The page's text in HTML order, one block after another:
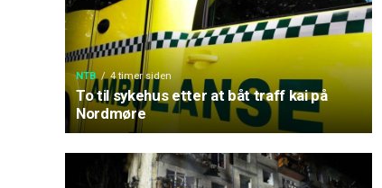
NTB 4 timer siden
To til sykehus etter at båt traff kai på
Nordmøre